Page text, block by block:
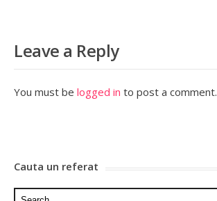
Leave a Reply
You must be logged in to post a comment.
Cauta un referat